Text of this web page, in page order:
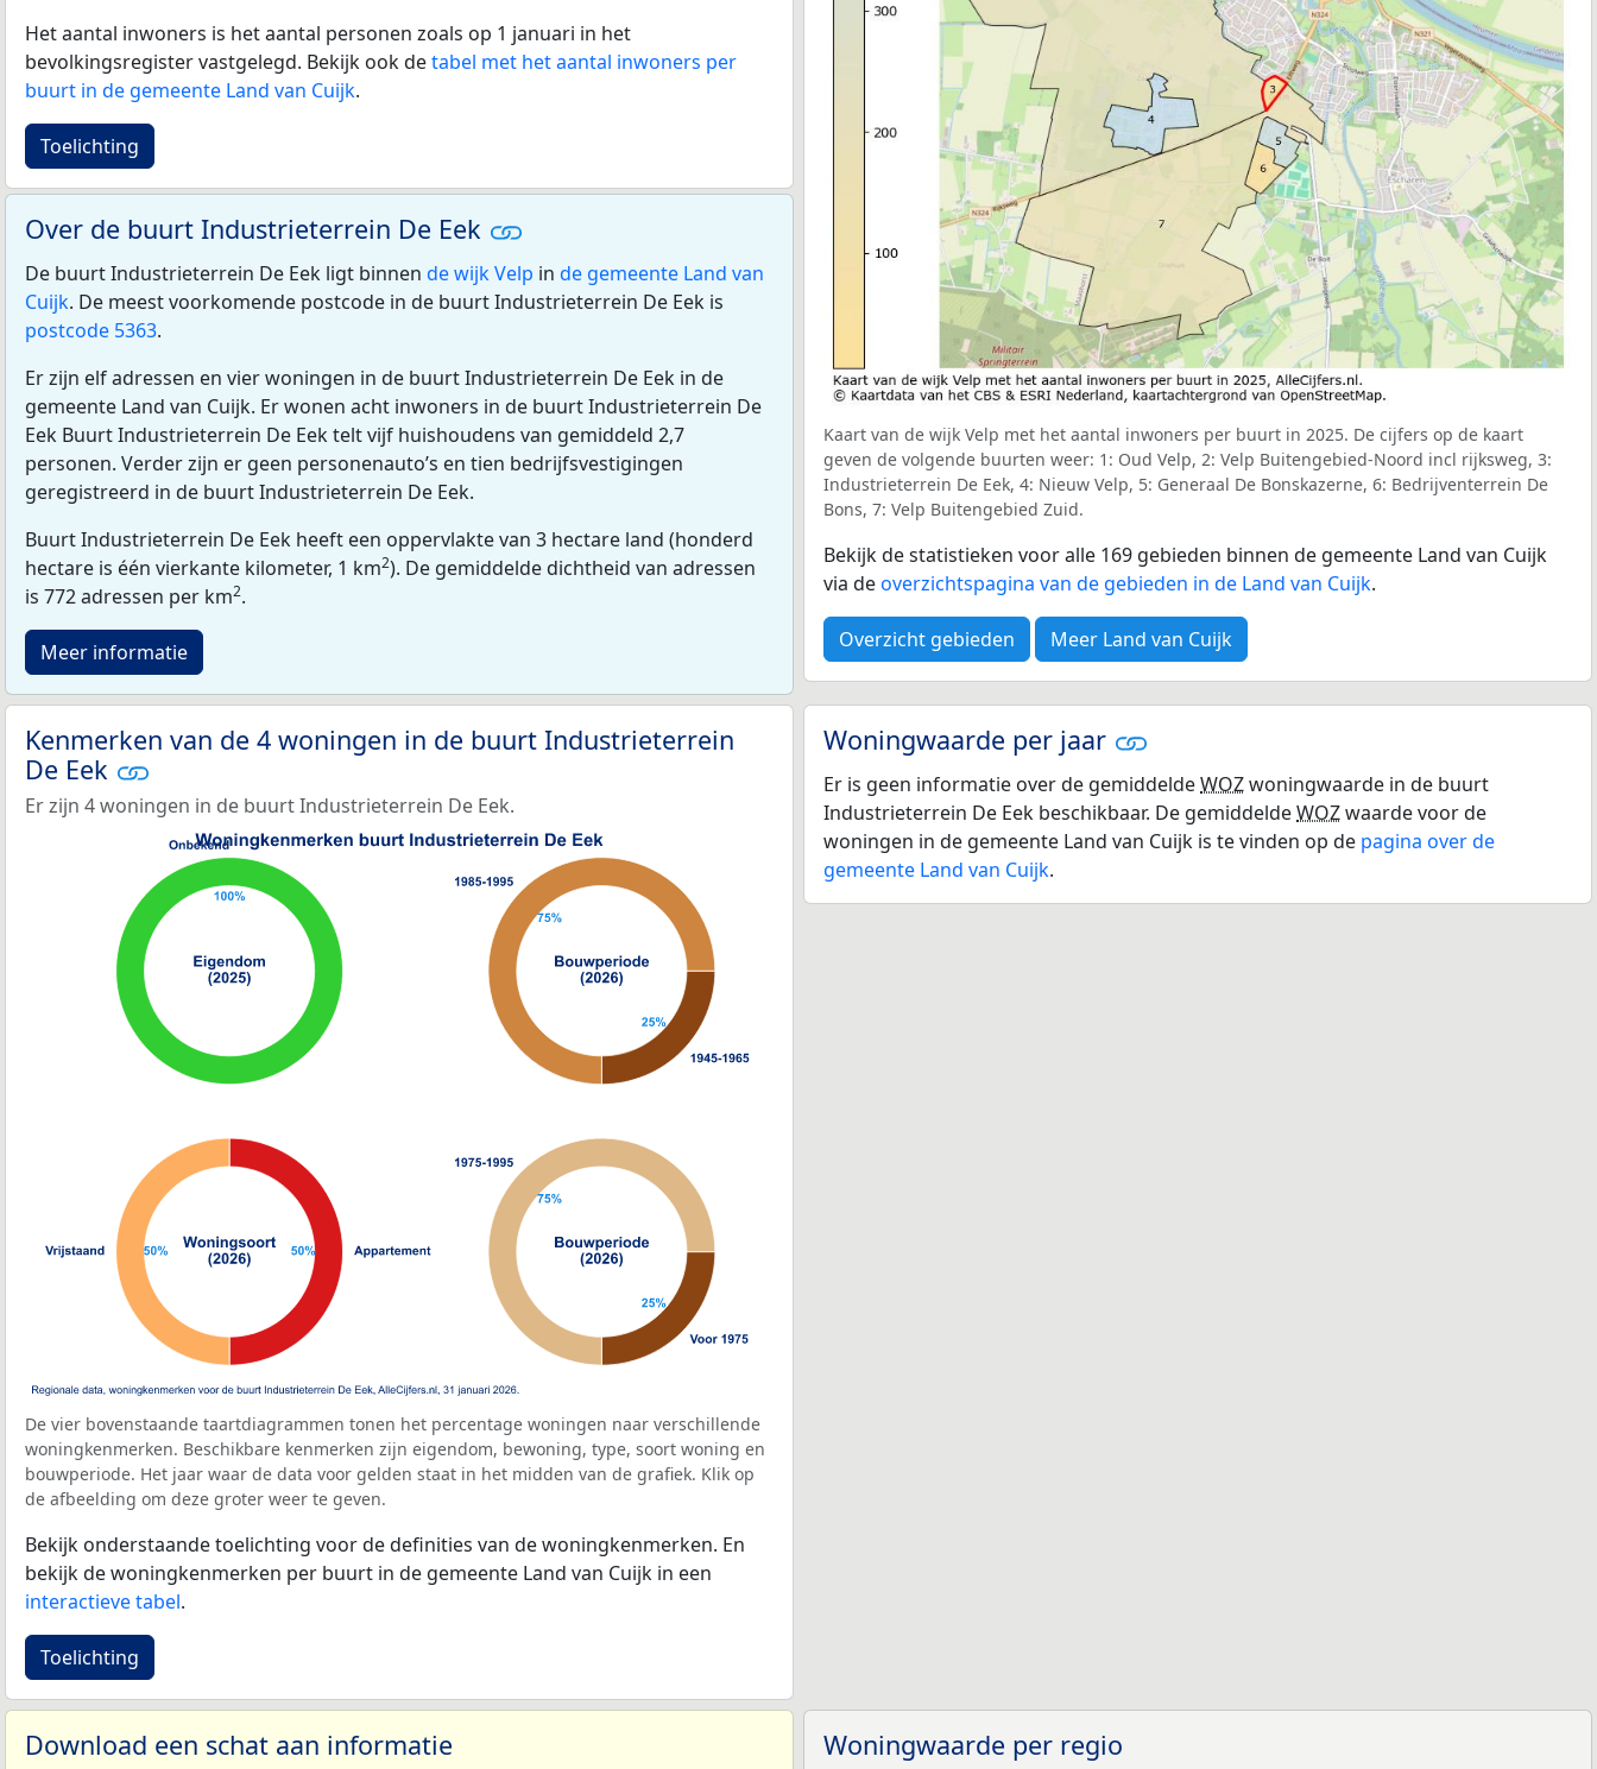
Het aantal inwoners is het aantal personen zoals op 1 januari in het
bevolkingsregister vastgelegd. Bekijk ook detabel met het aantal inwoners per
buurt in de gemeente Land van Cuijk.
Toelichting
Over de buurt Industrieterrein De Eek
De buurt Industrieterrein De Eek ligt binnen de wijk Velp in de gemeente Land van
Cuijk. De meest voorkomende postcode in de buurt Industrieterrein De Eek is
postcode 5363.
Er zijn elf adressen en vier woningen in de buurt Industrieterrein De Eek in de
gemeente Land van Cuijk. Er wonen acht inwoners in de buurt Industrieterrein De
Eek Buurt Industrieterrein De Eek telt vijf huishoudens van gemiddeld 2,7
personen. Verder zijn er geen personenauto’s en tien bedrijfsvestigingen
geregistreerd in de buurt Industrieterrein De Eek.
Buurt Industrieterrein De Eek heeft een oppervlakte van 3 hectare land (honderd
hectare is één vierkante kilometer, 1 km2). De gemiddelde dichtheid van adressen
is 772 adressen per km2.
Meer informatie
Kaart van de wijk Velp met het aantal inwoners per buurt in 2025. De cijfers op de kaart
geven de volgende buurten weer: 1: Oud Velp, 2: Velp Buitengebied-Noord incl rijksweg, 3:
Industrieterrein De Eek, 4: Nieuw Velp, 5: Generaal De Bonskazerne, 6: Bedrijventerrein De
Bons, 7: Velp Buitengebied Zuid.
Bekijk de statistieken voor alle 169 gebieden binnen de gemeente Land van Cuijk
via deoverzichtspagina van de gebieden in de Land van Cuijk.
Overzicht gebieden Meer Land van Cuijk
Kenmerken van de 4 woningen in de buurt Industrieterrein
De Eek
Er zijn 4 woningen in de buurt Industrieterrein De Eek.
De vier bovenstaande taartdiagrammen tonen het percentage woningen naar verschillende
woningkenmerken. Beschikbare kenmerken zijn eigendom, bewoning, type, soort woning en
bouwperiode. Het jaar waar de data voor gelden staat in het midden van de grafiek. Klik op
de afbeelding om deze groter weer te geven.
Bekijk onderstaande toelichting voor de definities van de woningkenmerken. En
bekijk de woningkenmerken per buurt in de gemeente Land van Cuijk in een
interactieve tabel.
Toelichting
Woningwaarde per jaar
Er is geen informatie over de gemiddeldeWOZwoningwaarde in de buurt
Industrieterrein De Eek beschikbaar. De gemiddeldeWOZwaarde voor de
woningen in de gemeente Land van Cuijk is te vinden op de pagina over de
gemeente Land van Cuijk.
Download een schat aan informatie Woningwaarde per regio